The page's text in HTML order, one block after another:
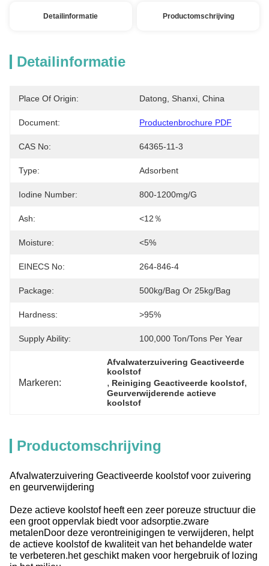
Detailinformatie Productomschrijving
Detailinformatie
Place Of Origin: Datong, Shanxi, China
Document: Productenbrochure PDF
CAS No: 64365-11-3
Type: Adsorbent
Iodine Number: 800-1200mg/g
Ash: <12％
Moisture: <5%
EINECS No: 264-846-4
Package: 500kg/bag Or 25kg/bag
Hardness: >95%
Supply Ability: 100,000 Ton/Tons Per Year
Markeren:
Afvalwaterzuivering Geactiveerde
koolstof
, Reiniging Geactiveerde koolstof
Geurverwijderende actieve
koolstof
Productomschrijving
Afvalwaterzuivering Geactiveerde koolstof voor zuivering
en geurverwijdering
Deze actieve koolstof heeft een zeer poreuze structuur die
een groot oppervlak biedt voor adsorptie.zware
metalenDoor deze verontreinigingen te verwijderen, helpt
de actieve koolstof de kwaliteit van het behandelde water
te verbeteren.het geschikt maken voor hergebruik of lozing